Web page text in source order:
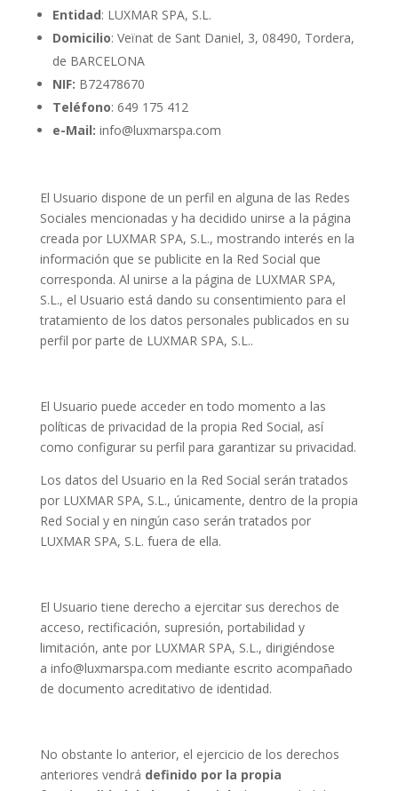
Entidad: LUXMAR SPA, S.L.
Domicilio: Veïnat de Sant Daniel, 3, 08490, Tordera,
de BARCELONA
NIF: B72478670
Teléfono: 649 175 412
e-Mail: info@luxmarspa.com
El Usuario dispone de un perfil en alguna de las Redes
Sociales mencionadas y ha decidido unirse a la página
creada por LUXMAR SPA, S.L., mostrando interés en la
información que se publicite en la Red Social que
corresponda. Al unirse a la página de LUXMAR SPA,
S.L., el Usuario está dando su consentimiento para el
tratamiento de los datos personales publicados en su
perfil por parte de LUXMAR SPA, S.L..
El Usuario puede acceder en todo momento a las
políticas de privacidad de la propia Red Social, así
como configurar su perfil para garantizar su privacidad.
Los datos del Usuario en la Red Social serán tratados
por LUXMAR SPA, S.L., únicamente, dentro de la propia
Red Social y en ningún caso serán tratados por
LUXMAR SPA, S.L. fuera de ella.
El Usuario tiene derecho a ejercitar sus derechos de
acceso, rectificación, supresión, portabilidad y
limitación, ante por LUXMAR SPA, S.L., dirigiéndose
a info@luxmarspa.com mediante escrito acompañado
de documento acreditativo de identidad.
No obstante lo anterior, el ejercicio de los derechos
anteriores vendrá definido por la propia